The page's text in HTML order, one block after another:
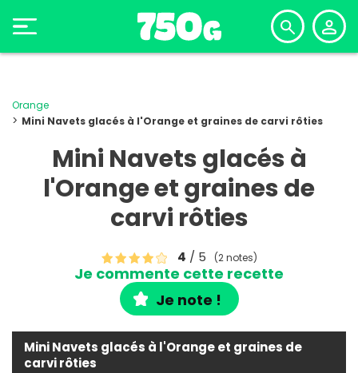
Orange
Mini Navets glacés à l'Orange et graines de carvi rôties
Mini Navets glacés à
l'Orange et graines de
carvi rôties
4 / 5 (2 notes)
Je commente cette recette
Je note !
Mini Navets glacés à l'Orange et graines de
carvi rôties